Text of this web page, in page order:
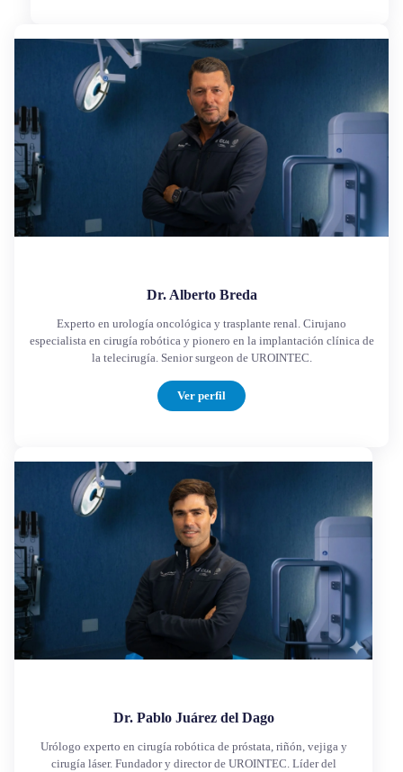
Dr. Alberto Breda
Experto en urología oncológica y trasplante renal. Cirujano
especialista en cirugía robótica y pionero en la implantación clínica de
la telecirugía. Senior surgeon de UROINTEC.
Ver perfil
Dr. Pablo Juárez del Dago
Urólogo experto en cirugía robótica de próstata, riñón, vejiga y
cirugía láser. Fundador y director de UROINTEC. Líder del